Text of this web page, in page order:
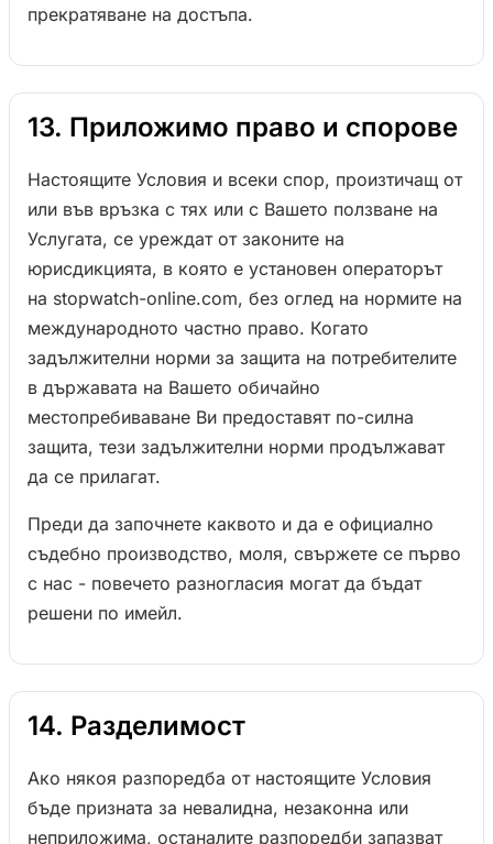
прекратяване на достъпа.
13. Приложимо право и спорове
Настоящите Условия и всеки спор, произтичащ от
или във връзка с тях или с Вашето ползване на
Услугата, се уреждат от законите на
юрисдикцията, в която е установен операторът
на stopwatch-online.com, без оглед на нормите на
международното частно право. Когато
задължителни норми за защита на потребителите
в държавата на Вашето обичайно
местопребиваване Ви предоставят по-силна
защита, тези задължителни норми продължават
да се прилагат.
Преди да започнете каквото и да е официално
съдебно производство, моля, свържете се първо
с нас - повечето разногласия могат да бъдат
решени по имейл.
14. Разделимост
Ако някоя разпоредба от настоящите Условия
бъде призната за невалидна, незаконна или
неприложима, останалите разпоредби запазват